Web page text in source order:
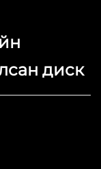
диск